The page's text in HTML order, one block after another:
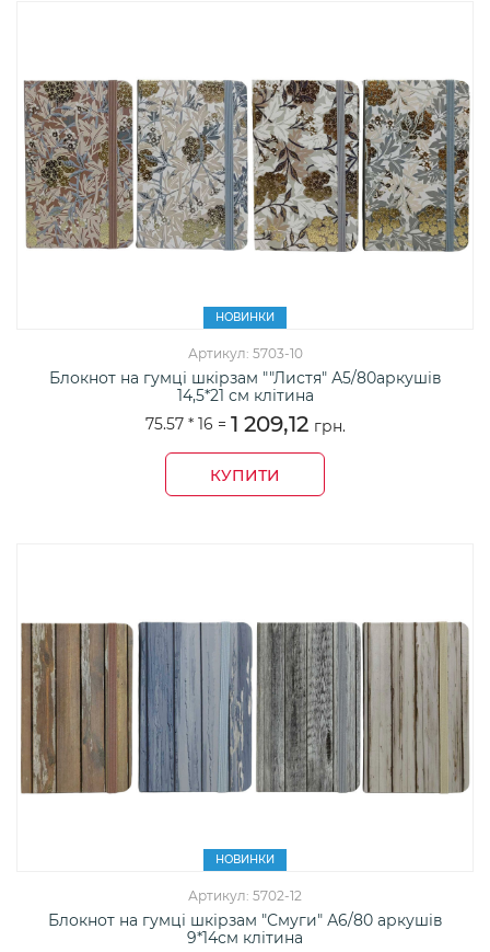
НОВИНКИ
Артикул: 5703-10
Блокнот на гумці шкірзам ""Листя" А5/80аркушів
14,5*21 см клітина
75.57 * 16 = 1 209,12 грн.
КУПИТИ
НОВИНКИ
Артикул: 5702-12
Блокнот на гумці шкірзам "Смуги" А6/80 аркушів
9*14см клітина